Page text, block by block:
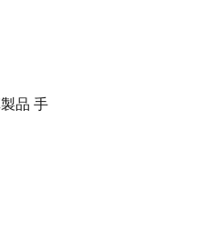
品 手